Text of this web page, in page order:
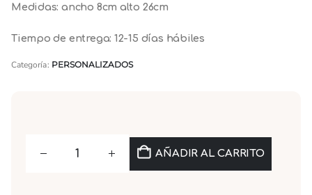
Medidas: ancho 8cm alto 26cm
Tiempo de entrega: 12-15 días hábiles
Categoría: PERSONALIZADOS
AÑADIR AL CARRITO